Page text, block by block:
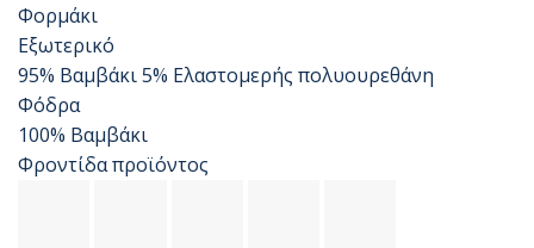
Φορμάκι
Εξωτερικό
95% Βαμβάκι 5% Ελαστομερής πολυουρεθάνη
Φόδρα
100% Βαμβάκι
Φροντίδα προϊόντος